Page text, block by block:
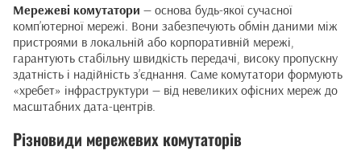
Мережеві комутатори — основа будь-якої сучасної
комп’ютерної мережі. Вони забезпечують обмін даними між
пристроями в локальній або корпоративній мережі,
гарантують стабільну швидкість передачі, високу пропускну
здатність і надійність з’єднання. Саме комутатори формують
«хребет» інфраструктури — від невеликих офісних мереж до
масштабних дата-центрів.
Різновиди мережевих комутаторів